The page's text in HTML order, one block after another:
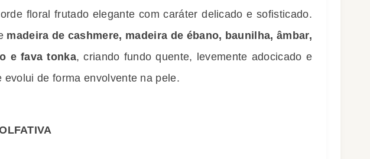
floral frutado elegante com caráter delicado e sofisticado.
madeira de cashmere, madeira de ébano, baunilha, âmbar,
e fava tonka, criando fundo quente, levemente adocicado e
evolui de forma envolvente na pele.